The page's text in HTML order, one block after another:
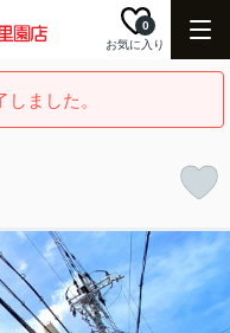
お気に入り
0
ました。